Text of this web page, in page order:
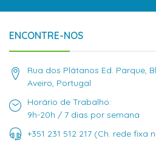
ENCONTRE-NOS
Rua dos Plátanos Ed. Parque,
Aveiro, Portugal
Horário de Trabalho:
9h-20h / 7 dias por semana
+351 231 512 217 (Ch. rede fixa